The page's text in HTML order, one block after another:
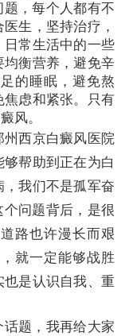
，每个人都有不
生，坚持治疗，
常生活中的一些
衡营养，避免辛
的睡眠，避免熬
虑和紧张。只有
风。
西京白癜风医院
帮助到正在为白
我们不是孤军奋
问题背后，是很
路也许漫长而艰
就一定能够战胜
是认识自我、重
话题，我再给大家